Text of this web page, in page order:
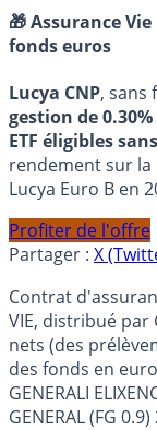
🎁 Assurance Vie
fonds euros
Lucya CNP, sans
gestion de
ETF éligibles
rendement sur la
Lucya Euro B en
Profiter de l'offre
Partager : X
Contrat
VIE, distribué par
nets (des
des fonds en
GENERALI
GENERAL (FG